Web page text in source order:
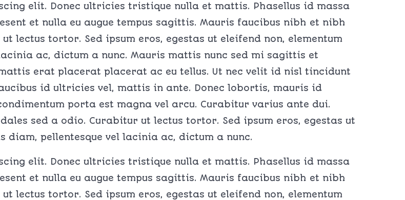
elit. Donec ultricies tristique nulla et mattis. Phasellus id massa
et nulla eu augue tempus sagittis. Mauris faucibus nibh et nibh
lectus tortor. Sed ipsum eros, egestas ut eleifend non, elementum
ac, dictum a nunc. Mauris mattis nunc sed mi sagittis et
erat placerat placerat ac eu tellus. Ut nec velit id nisl tincidunt
id ultricies vel, mattis in ante. Donec lobortis, mauris id
porta est magna vel arcu. Curabitur varius ante dui.
sed a odio. Curabitur ut lectus tortor. Sed ipsum eros, egestas ut
diam, pellentesque vel lacinia ac, dictum a nunc.
elit. Donec ultricies tristique nulla et mattis. Phasellus id massa
et nulla eu augue tempus sagittis. Mauris faucibus nibh et nibh
lectus tortor. Sed ipsum eros, egestas ut eleifend non, elementum